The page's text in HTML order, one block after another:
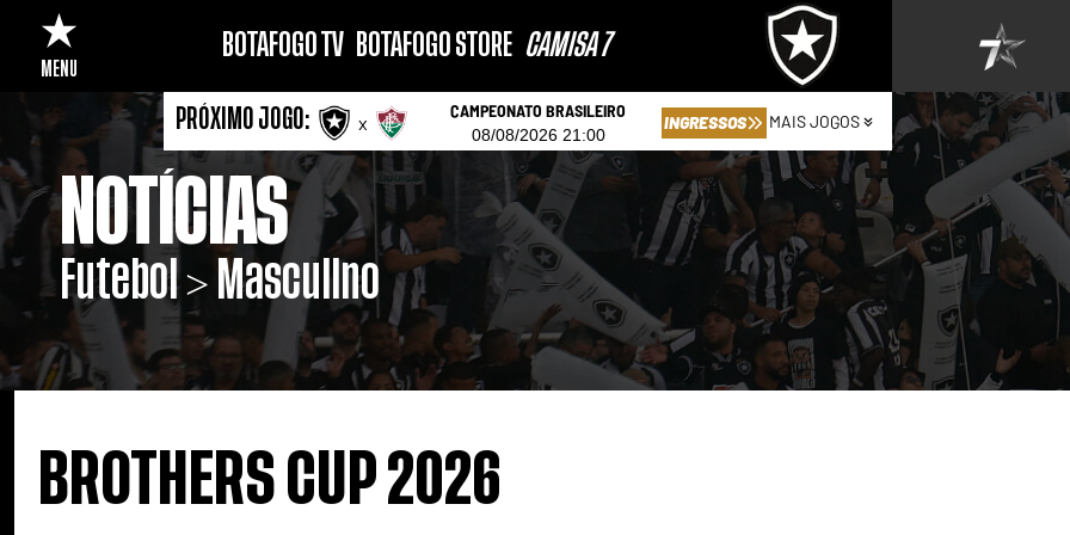
MENU
BOTAFOGO TV BOTAFOGO STORE CAMISA 7
PRÓXIMO JOGO: x
CAMPEONATO BRASILEIRO
08/08/2026 21:00
INGRESSOS MAIS JOGOS
NOTÍCIAS
Futebol > Masculino
BROTHERS CUP 2026